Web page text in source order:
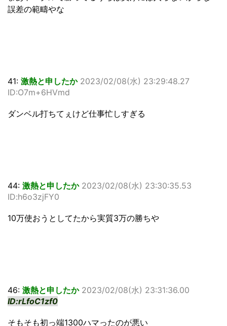
誤差の範疇やな
41: 激熱と申したか 2023/02/08(水) 23:29:48.27
ID:O7m+6HVmd
ダンベル打ちてぇけど仕事忙しすぎる
44: 激熱と申したか 2023/02/08(水) 23:30:35.53
ID:h6o3zjFY0
10万使おうとしてたから実質3万の勝ちや
46: 激熱と申したか 2023/02/08(水) 23:31:36.00
ID:rLfoC1zf0
そもそも初っ端1300ハマったのが悪い